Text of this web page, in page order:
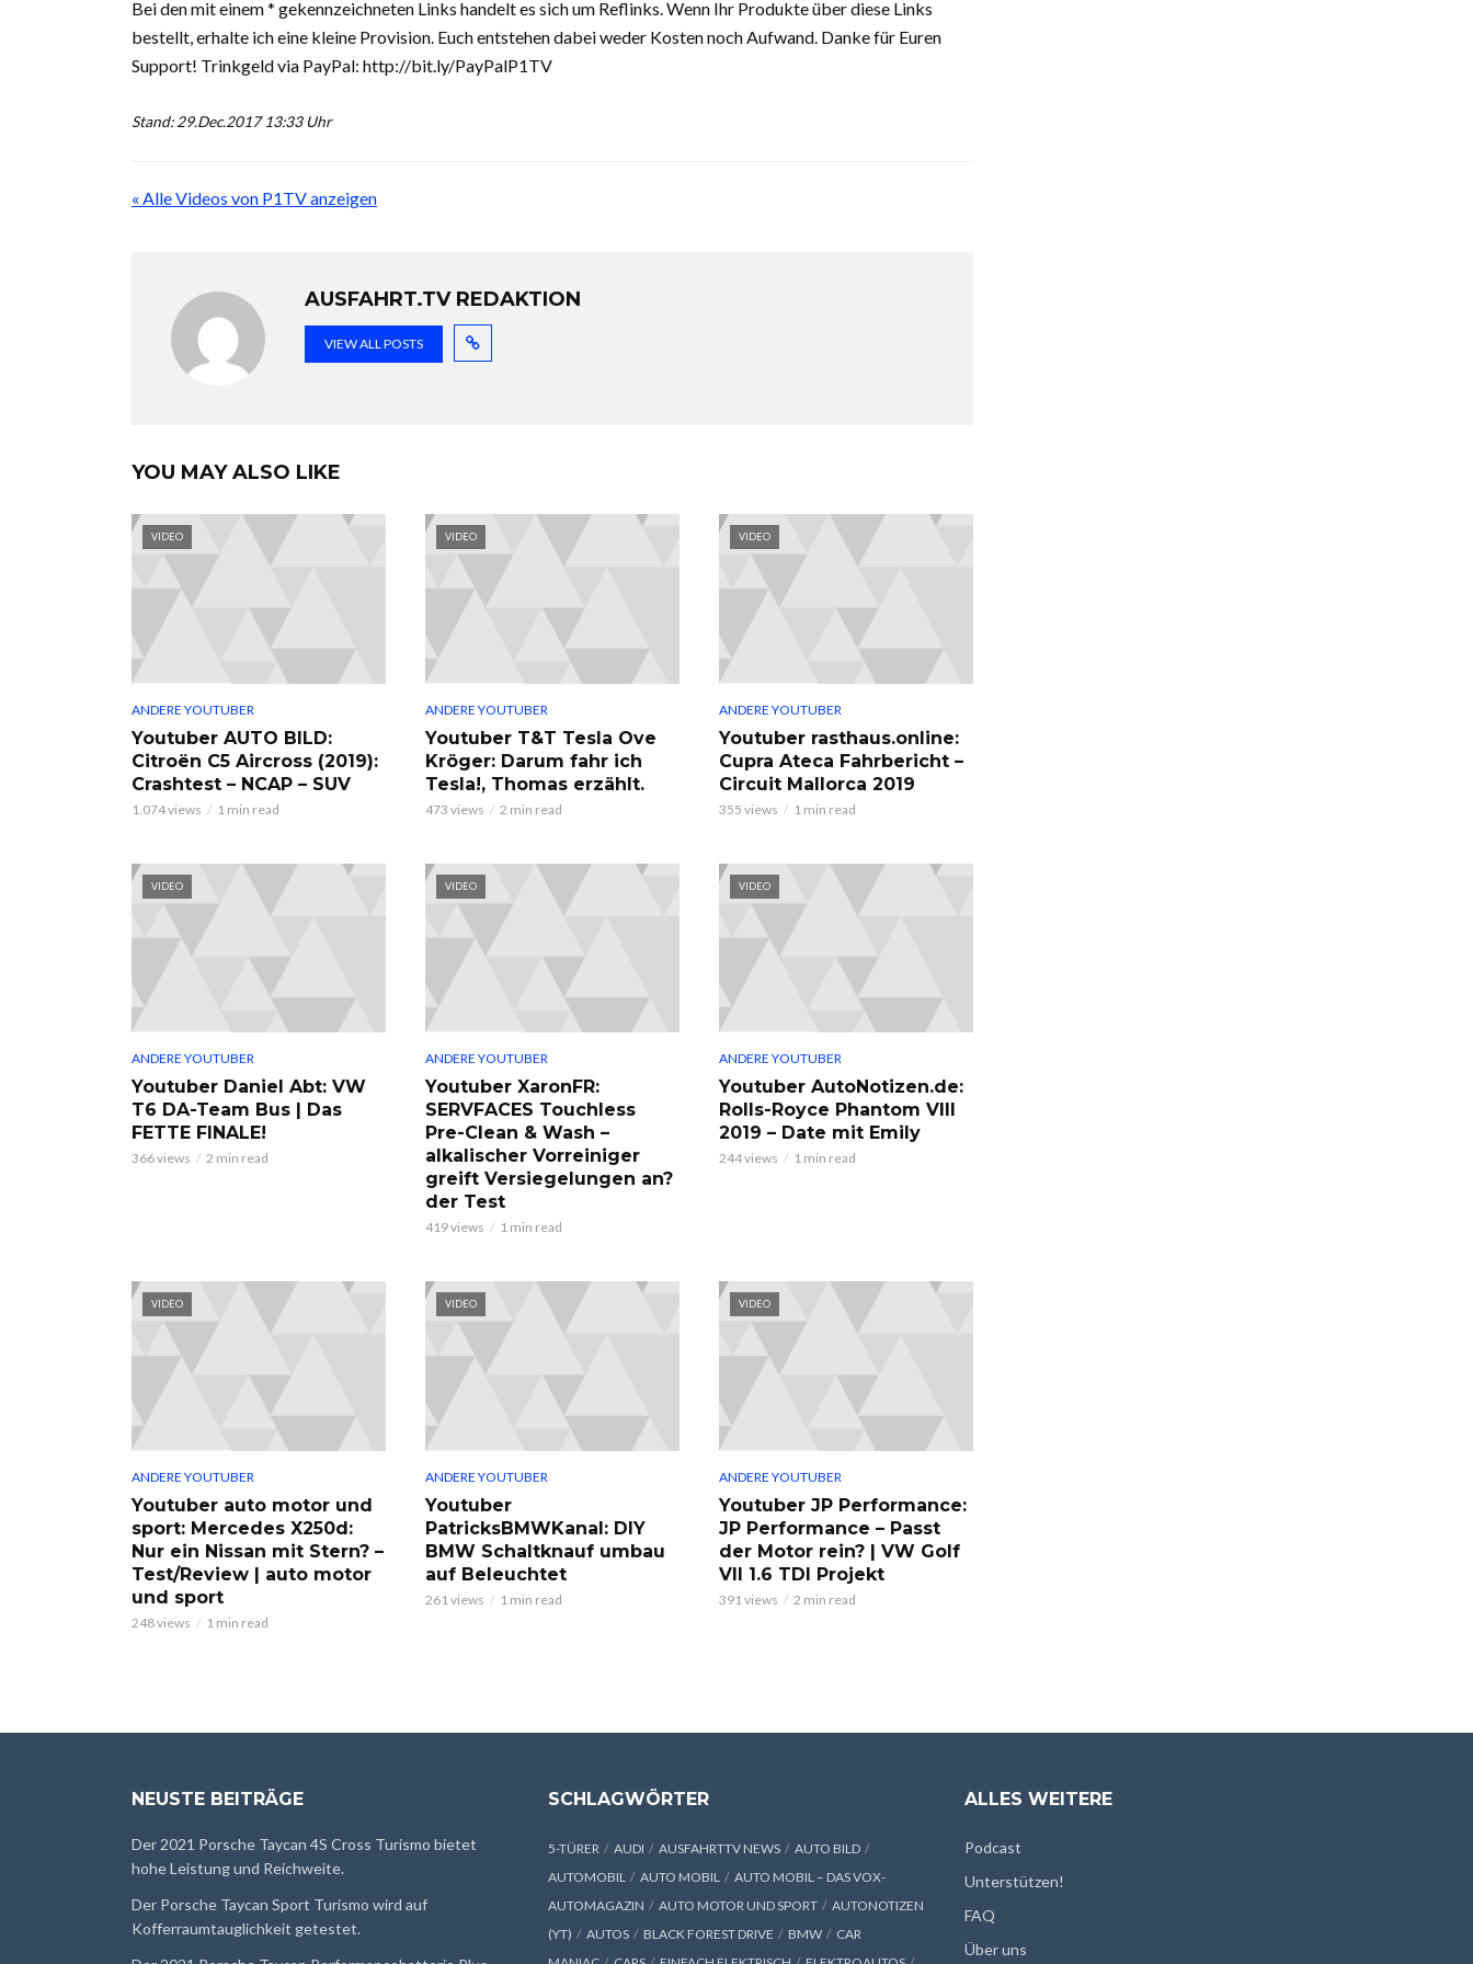
Bei den mit einem * gekennzeichneten Links handelt es sich um Reflinks. Wenn Ihr Produkte über diese Links
bestellt, erhalte ich eine kleine Provision. Euch entstehen dabei weder Kosten noch Aufwand. Danke für Euren
Support! Trinkgeld via PayPal: http://bit.ly/PayPalP1TV
Stand: 29.Dec.2017 13:33 Uhr
« Alle Videos von P1TV anzeigen
AUSFAHRT.TV REDAKTION
VIEW ALL POSTS
YOU MAY ALSO LIKE
VIDEO
ANDERE YOUTUBER
Youtuber AUTO BILD:
Citroën C5 Aircross (2019):
Crashtest – NCAP – SUV
1.074 views 1 min read
VIDEO
ANDERE YOUTUBER
Youtuber T&T Tesla Ove
Kröger: Darum fahr ich
Tesla!, Thomas erzählt.
473 views 2 min read
VIDEO
ANDERE YOUTUBER
Youtuber rasthaus.online:
Cupra Ateca Fahrbericht –
Circuit Mallorca 2019
355 views 1 min read
VIDEO
ANDERE YOUTUBER
Youtuber Daniel Abt: VW
T6 DA-Team Bus | Das
FETTE FINALE!
366 views 2 min read
VIDEO
ANDERE YOUTUBER
Youtuber XaronFR:
SERVFACES Touchless
Pre-Clean & Wash –
alkalischer Vorreiniger
greift Versiegelungen an?
der Test
419 views 1 min read
VIDEO
ANDERE YOUTUBER
Youtuber AutoNotizen.de:
Rolls-Royce Phantom VIII
2019 – Date mit Emily
244 views 1 min read
VIDEO
ANDERE YOUTUBER
Youtuber auto motor und
sport: Mercedes X250d:
Nur ein Nissan mit Stern? –
Test/Review | auto motor
und sport
248 views 1 min read
VIDEO
ANDERE YOUTUBER
Youtuber
PatricksBMWKanal: DIY
BMW Schaltknauf umbau
auf Beleuchtet
261 views 1 min read
VIDEO
ANDERE YOUTUBER
Youtuber JP Performance:
JP Performance – Passt
der Motor rein? | VW Golf
VII 1.6 TDI Projekt
391 views 2 min read
NEUSTE BEITRÄGE
Der 2021 Porsche Taycan 4S Cross Turismo bietet
hohe Leistung und Reichweite.
Der Porsche Taycan Sport Turismo wird auf
Kofferraumtauglichkeit getestet.
SCHLAGWÖRTER
5-TÜRER AUDI AUSFAHRTTV NEWS
AUTO BILD
AUTOMOBIL
AUTO MOBIL
AUTO MOBIL – DAS VOX-
AUTOMAGAZIN
AUTO MOTOR UND SPORT
AUTONOTIZEN
(YT)
AUTOS BLACK FOREST DRIVE BMW
CAR
ALLES WEITERE
Podcast
Unterstützen!
FAQ
Über uns